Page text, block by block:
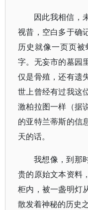
因此我相信，
视昔，空白多于确
历史就像一页页
字。无妄市的墓园
仅是骨殖，还有遗
世上曾经有过我这
激柏拉图一样（据
的亚特兰蒂斯的信
天的话。
我想像，到那
贵的原始文本资料
柜内，被一盏明灯
散发着神秘的历史